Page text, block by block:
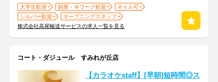
大学生歓迎 副業・Ｗワーク歓迎
ネイル可
シルバー歓迎
オープニングスタッフ
株式会社高尾輸送サービスの求人一覧を見る
コート・ダジュール すみれが丘店
【カラオケstaff】[早朝]短時間◎ス